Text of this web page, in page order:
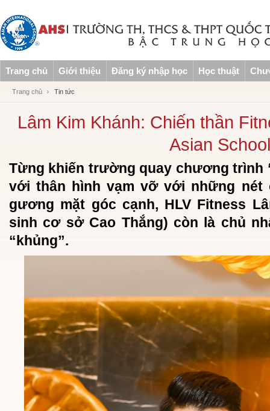
Trang chủ Giới thiệu Đăng ký nhập học Học thuật
Trang chủ Tin tức
Lâm Kim Khánh: Chiến thần
Asian School
Từng khiến trường quay chương trình
với thân hình vạm vỡ với những nét
gương mặt góc cạnh, HLV Fitness
sinh cơ sở Cao Thắng) còn là chủ
“khủng”.